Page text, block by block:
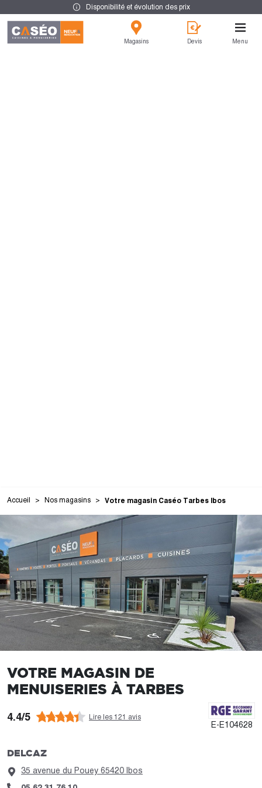
Disponibilité et évolution des prix
Magasins Devis Menu
Accueil Nos magasins Votre magasin Caséo Tarbes Ibos
VOTRE MAGASIN DE
MENUISERIES À TARBES
4.4/5 Lire les 121 avis
E-E104628
DELCAZ
35 avenue du Pouey 65420 Ibos